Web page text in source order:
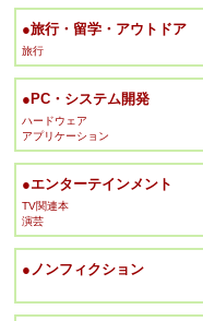
●旅行・留学・アウトドア
旅行
●PC・システム開発
ハードウェア
アプリケーション
●エンターテインメント
TV関連本
演芸
●ノンフィクション